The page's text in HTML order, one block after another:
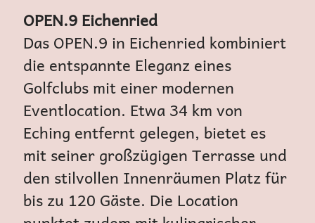
OPEN.9 Eichenried
Das OPEN.9 in Eichenried kombiniert
die entspannte Eleganz eines
Golfclubs mit einer modernen
Eventlocation. Etwa 34 km von
Eching entfernt gelegen, bietet es
mit seiner großzügigen Terrasse und
den stilvollen Innenräumen Platz für
bis zu 120 Gäste. Die Location